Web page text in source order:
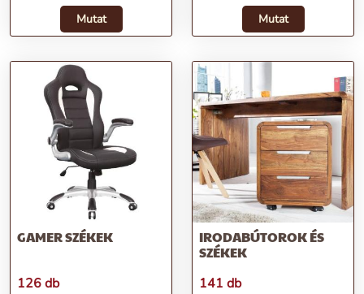
Mutat Mutat
GAMER SZÉKEK
126 db
IRODABÚTOROK ÉS
SZÉKEK
141 db